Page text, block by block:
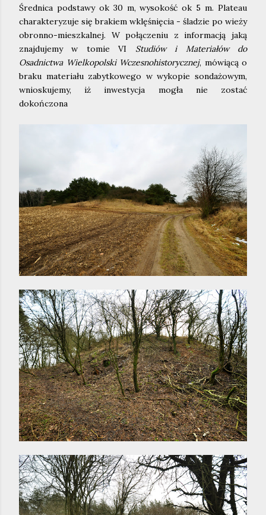
Średnica podstawy ok 30 m, wysokość ok 5 m. Plateau
charakteryzuje się brakiem wklęśnięcia - śladzie po wieży
obronno-mieszkalnej. W połączeniu z informacją jaką
znajdujemy w tomie VI Studiów i Materiałów do
Osadnictwa Wielkopolski Wczesnohistorycznej, mówiącą o
braku materiału zabytkowego w wykopie sondażowym,
wnioskujemy, iż inwestycja mogła nie zostać
dokończona